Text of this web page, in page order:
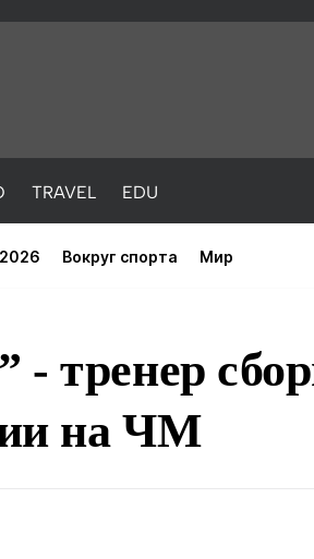
TRAVEL EDU
Вокруг спорта Мир
HOME
- тренер
на ЧМ